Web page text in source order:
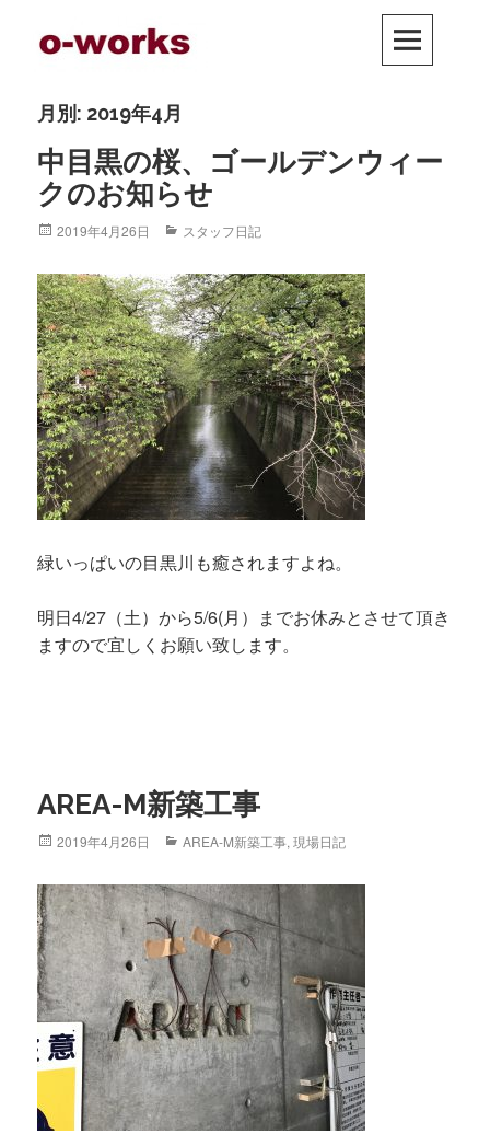
月別: 2019年4月
中目黒の桜、ゴールデンウィー
クのお知らせ
Posted
2019年4月26日 Categories
スタッフ日記
緑いっぱいの目黒川も癒されますよね。
明日4/27（土）から5/6(月）までお休みとさせて頂き
ますので宜しくお願い致します。
AREA-M新築工事
Posted
2019年4月26日 Categories
AREA-M新築工事,現場日記